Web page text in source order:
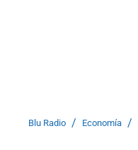
Blu Radio / Economía /